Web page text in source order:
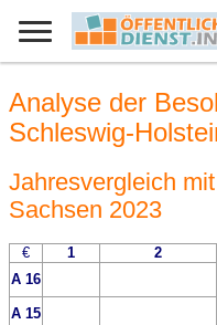
Analyse der
Schleswig-
Jahresvergleich
Sachsen 2023
€ 1 2
A 16
A 15